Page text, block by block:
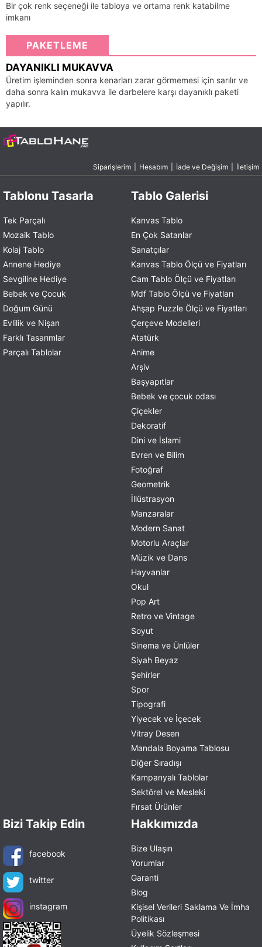
Bir çok renk seçeneği ile tabloya ve ortama renk katabilme
imkanı
PAKETLEME
DAYANIKLI MUKAVVA
Üretim işleminden sonra kenarları zarar görmemesi için sarılır ve
daha sonra kalın mukavva ile darbelere karşı dayanıklı paketi
yapılır.
Siparişlerim Hesabım İade ve Değişim İletişim
Tablonu Tasarla
Tek Parçalı
Mozaik Tablo
Kolaj Tablo
Annene Hediye
Sevgiline Hediye
Bebek ve Çocuk
Doğum Günü
Evlilik ve Nişan
Farklı Tasarımlar
Parçalı Tablolar
Tablo Galerisi
Kanvas Tablo
En Çok Satanlar
Sanatçılar
Kanvas Tablo Ölçü ve Fiyatları
Cam Tablo Ölçü ve Fiyatları
Mdf Tablo Ölçü ve Fiyatları
Ahşap Puzzle Ölçü ve Fiyatları
Çerçeve Modelleri
Atatürk
Anime
Arşiv
Başyapıtlar
Bebek ve çocuk odası
Çiçekler
Dekoratif
Dini ve İslami
Evren ve Bilim
Fotoğraf
Geometrik
İllüstrasyon
Manzaralar
Modern Sanat
Motorlu Araçlar
Müzik ve Dans
Hayvanlar
Okul
Pop Art
Retro ve Vintage
Soyut
Sinema ve Ünlüler
Siyah Beyaz
Şehirler
Spor
Tipografi
Yiyecek ve İçecek
Vitray Desen
Mandala Boyama Tablosu
Diğer Sıradışı
Kampanyalı Tablolar
Sektörel ve Mesleki
Fırsat Ürünler
Bizi Takip Edin
facebook
twitter
instagram
Hakkımızda
Bize Ulaşın
Yorumlar
Garanti
Blog
Kişisel Verileri Saklama Ve İmha
Politikası
Üyelik Sözleşmesi